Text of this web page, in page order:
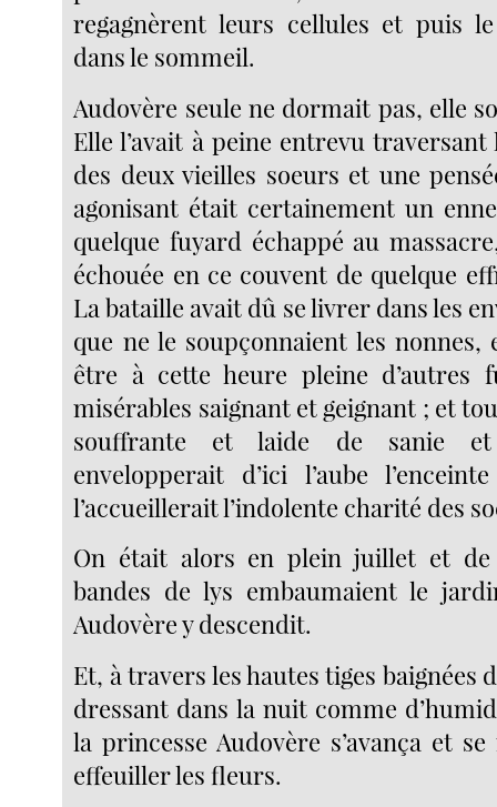
regagnèrent leurs cellules et puis
dans le sommeil.
Audovère seule ne dormait pas, elle
Elle l’avait à peine entrevu
des deux vieilles soeurs et une
agonisant était certainement un
quelque fuyard échappé au
échouée en ce couvent de quelque
La bataille avait dû se livrer dans les
que ne le soupçonnaient les
être à cette heure pleine d’autres
misérables saignant et geignant ; et
souffrante et laide de sanie
envelopperait d’ici l’aube
l’accueillerait l’indolente charité des
On était alors en plein juillet et de
bandes de lys embaumaient le
Audovère y descendit.
Et, à travers les hautes tiges baignées
dressant dans la nuit comme
la princesse Audovère s’avança et
effeuiller les fleurs.